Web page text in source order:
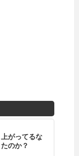
上がってるな
のか？